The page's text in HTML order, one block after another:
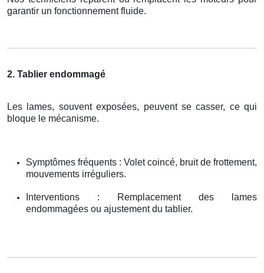
garantir un fonctionnement fluide.
2. Tablier endommagé
Les lames, souvent exposées, peuvent se casser, ce qui
bloque le mécanisme.
Symptômes fréquents : Volet coincé, bruit de frottement,
mouvements irréguliers.
Interventions : Remplacement des lames
endommagées ou ajustement du tablier.